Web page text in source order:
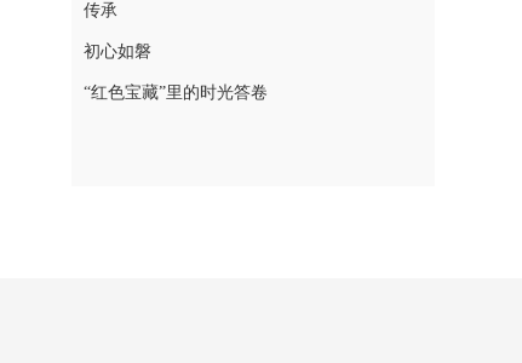
传承
初心如磐
“红色宝藏”里的时光答卷